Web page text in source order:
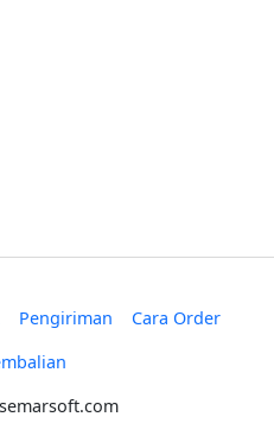
Pengiriman
Cara Order
semarsoft.com